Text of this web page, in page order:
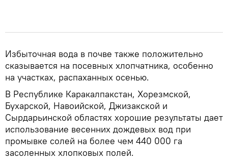
Избыточная вода в почве также положительно
сказывается на посевных хлопчатника, особенно
на участках, распаханных осенью.
В Республике Каракалпакстан, Хорезмской,
Бухарской, Навоийской, Джизакской и
Сырдарьинской областях хорошие результаты дает
использование весенних дождевых вод при
промывке солей на более чем 440 000 га
засоленных хлопковых полей.